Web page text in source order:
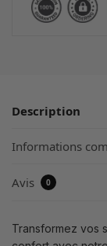
Description
Informations
Avis 0
Transformez vos